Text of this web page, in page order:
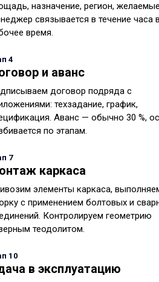
назначение, регион,
связывается в течение часа в
время.
4
и аванс
договор подряда с
техзадание, график,
Аванс — обычно 30 %,
по этапам.
7
каркаса
элементы каркаса,
с применением болтовых и
Контролируем геометрию
теодолитом.
10
в эксплуатацию